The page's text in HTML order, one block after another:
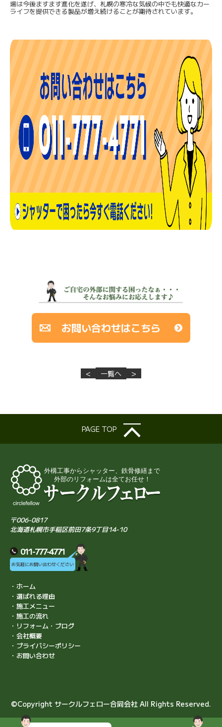
場は今後ますます進化を遂げ、札幌の寒冷な気候の中でも快適なカー
ライフを提供できる製品が増え続けることが期待されています。
お問い合わせはこちら
< 一覧へ >
PAGE TOP
〒006-0817
北海道札幌市手稲区前田7条9丁目14-10
011-777-4771
お気軽にお問い合わせください
・ホーム
・選ばれる理由
・施工メニュー
・施工の流れ
・リフォーム・ブログ
・会社概要
・プライバシーポリシー
・お問い合わせ
©Copyright サークルフェロー合同会社 All Rights Reserved.